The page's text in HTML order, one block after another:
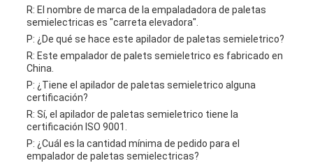
R: El nombre de marca de la empaladadora de paletas
semielectricas es "carreta elevadora".
P: ¿De qué se hace este apilador de paletas semieletrico?
R: Este empalador de palets semieletrico es fabricado en
China.
P: ¿Tiene el apilador de paletas semieletrico alguna
certificación?
R: Sí, el apilador de paletas semieletrico tiene la
certificación ISO 9001.
P: ¿Cuál es la cantidad mínima de pedido para el
empalador de paletas semielectricas?